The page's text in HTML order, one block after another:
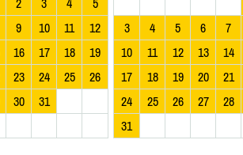
2 3 4
5
9 10 11
12
16 17 18
19
23 24 25
26
30 31
3
4 5 6 7
10
11 12 13 14
17
18 19 20 21
24
25 26 27 28
31